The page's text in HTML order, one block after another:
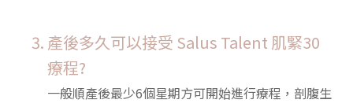
產後多久可以接受 Salus Talent 肌緊30
療程?
一般順產後最少6個星期方可開始進行療程，剖腹生